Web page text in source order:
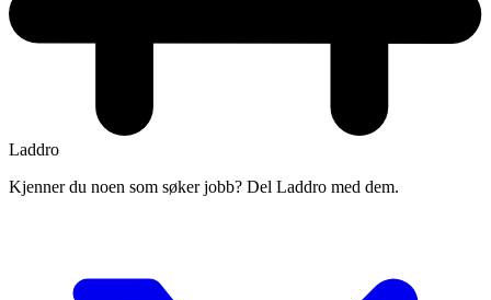
Laddro
Kjenner du noen som søker jobb? Del Laddro med dem.